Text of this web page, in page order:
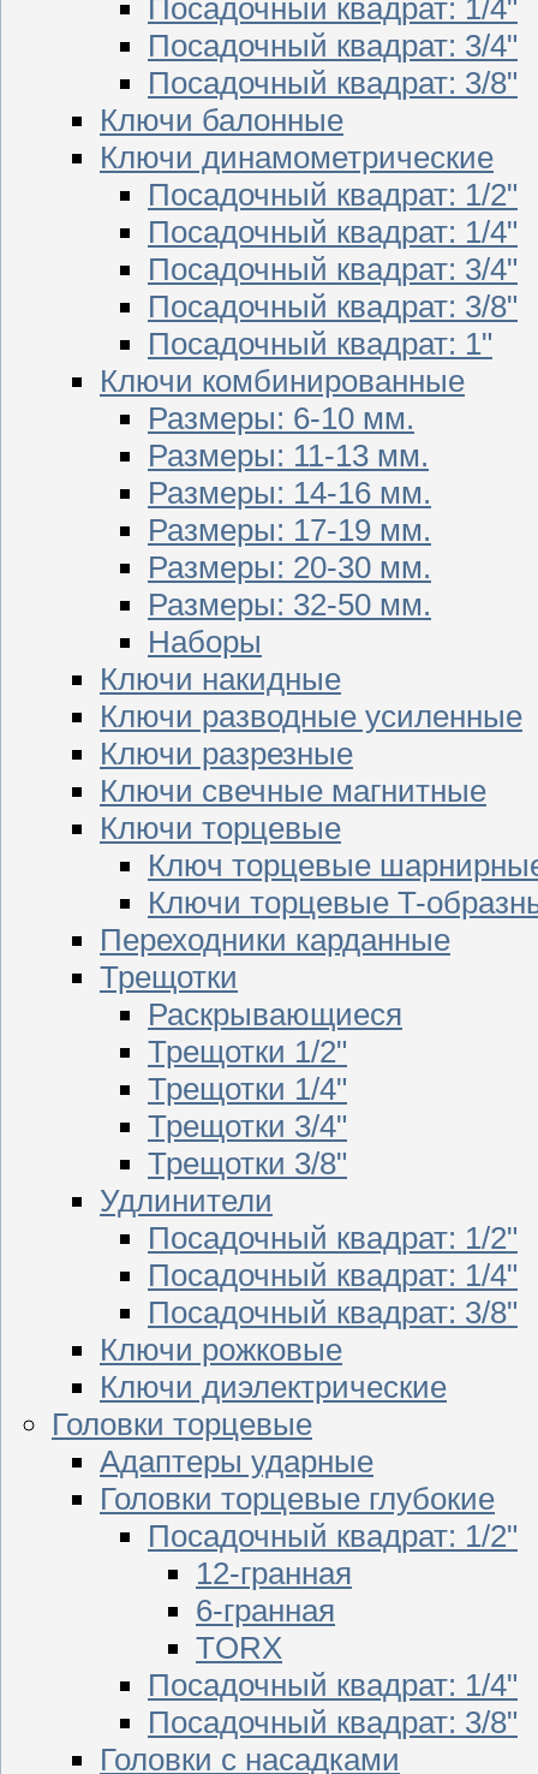
Посадочный квадрат: 1/4"
Посадочный квадрат: 3/4"
Посадочный квадрат: 3/8"
Ключи балонные
Ключи динамометрические
Посадочный квадрат: 1/2"
Посадочный квадрат: 1/4"
Посадочный квадрат: 3/4"
Посадочный квадрат: 3/8"
Посадочный квадрат: 1"
Ключи комбинированные
Размеры: 6-10 мм.
Размеры: 11-13 мм.
Размеры: 14-16 мм.
Размеры: 17-19 мм.
Размеры: 20-30 мм.
Размеры: 32-50 мм.
Наборы
Ключи накидные
Ключи разводные усиленные
Ключи разрезные
Ключи свечные магнитные
Ключи торцевые
Ключ торцевые
Ключи торцевые T-
Переходники карданные
Трещотки
Раскрывающиеся
Трещотки 1/2"
Трещотки 1/4"
Трещотки 3/4"
Трещотки 3/8"
Удлинители
Посадочный квадрат: 1/2"
Посадочный квадрат: 1/4"
Посадочный квадрат: 3/8"
Ключи рожковые
Ключи диэлектрические
Головки торцевые
Адаптеры ударные
Головки торцевые глубокие
Посадочный квадрат: 1/2"
12-гранная
6-гранная
TORX
Посадочный квадрат: 1/4"
Посадочный квадрат: 3/8"
Головки с насадками